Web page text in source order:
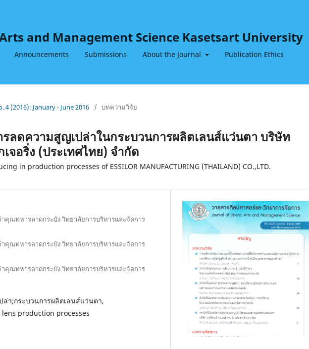
and Management Science Kasetsart University
Announcements Submissions About the Journal Publication Ethics
4 (2016): January - June 2016 / บทความวิจัย
ลดความสูญเปล่าในกระบวนการผลิตเลนส์แว่นตา บริษัท
จอริ่ง (ประเทศไทย) จำกัด
in production processes of ESSILOR MANUFACTURING (THAILAND) CO.,LTD.
คุณทหารลาดกระบัง วิทยาลัยการบริหารและจัดการ
คุณทหารลาดกระบัง วิทยาลัยการบริหารและจัดการ
คุณทหารลาดกระบัง วิทยาลัยการบริหารและจัดการ
ล่า;กระบวนการผลิตเลนส์แว่นตา,
production processes